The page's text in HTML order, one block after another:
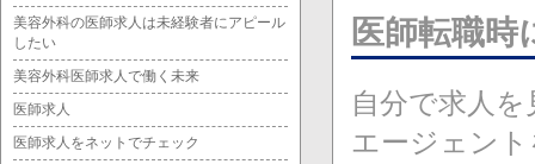
医師転職
自分で求人
エージェン
美容外科の医師求人は未経験者にアピール
したい
美容外科医師求人で働く未来
医師求人
医師求人をネットでチェック